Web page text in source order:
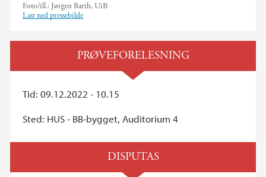
Foto/ill.: Jørgen Barth, UiB
Last ned pressebilde
PRØVEFORELESNING
Tid: 09.12.2022 - 10.15
Sted: HUS - BB-bygget, Auditorium 4
DISPUTAS